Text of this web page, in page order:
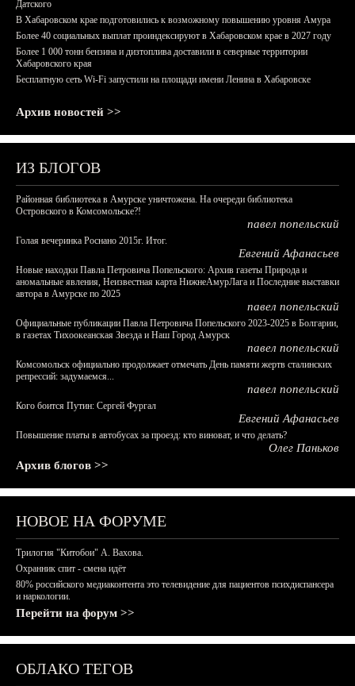
Датского
В Хабаровском крае подготовились к возможному повышению уровня Амура
Более 40 социальных выплат проиндексируют в Хабаровском крае в 2027 году
Более 1 000 тонн бензина и дизтоплива доставили в северные территории
Хабаровского края
Бесплатную сеть Wi-Fi запустили на площади имени Ленина в Хабаровске
Архив новостей >>
ИЗ БЛОГОВ
Районная библиотека в Амурске уничтожена. На очереди библиотека
Островского в Комсомольске?!
павел попельский
Голая вечеринка Роснано 2015г. Итог.
Евгений Афанасьев
Новые находки Павла Петровича Попельского: Архив газеты Природа и
аномальные явления, Неизвестная карта НижнеАмурЛага и Последние выставки
автора в Амурске по 2025
павел попельский
Официальные публикации Павла Петровича Попельского 2023-2025 в Болгарии,
в газетах Тихоокеанская Звезда и Наш Город Амурск
павел попельский
Комсомольск официально продолжает отмечать День памяти жертв сталинских
репрессий: задумаемся...
павел попельский
Кого боится Путин: Сергей Фургал
Евгений Афанасьев
Повышение платы в автобусах за проезд: кто виноват, и что делать?
Олег Паньков
Архив блогов >>
НОВОЕ НА ФОРУМЕ
Трилогия "Китобои" А. Вахова.
Охранник спит - смена идёт
80% российского медиаконтента это телевидение для пациентов психдиспансера
и наркологии.
Перейти на форум >>
ОБЛАКО ТЕГОВ